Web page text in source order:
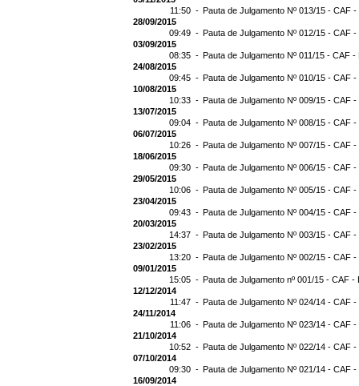
11:50 - Pauta de Julgamento Nº 013/15 - CAF -
28/09/2015
09:49 - Pauta de Julgamento Nº 012/15 - CAF
03/09/2015
08:35 - Pauta de Julgamento Nº 011/15 - CAF -
24/08/2015
09:45 - Pauta de Julgamento Nº 010/15 - CAF
10/08/2015
10:33 - Pauta de Julgamento Nº 009/15 - CAF
13/07/2015
09:04 - Pauta de Julgamento Nº 008/15 - CAF
06/07/2015
10:26 - Pauta de Julgamento Nº 007/15 - CAF
18/06/2015
09:30 - Pauta de Julgamento Nº 006/15 - CAF
29/05/2015
10:06 - Pauta de Julgamento Nº 005/15 - CAF
23/04/2015
09:43 - Pauta de Julgamento Nº 004/15 - CAF
20/03/2015
14:37 - Pauta de Julgamento Nº 003/15 - CAF
23/02/2015
13:20 - Pauta de Julgamento Nº 002/15 - CAF
09/01/2015
15:05 - Pauta de Julgamento nº 001/15 - CAF -
12/12/2014
11:47 - Pauta de Julgamento Nº 024/14 - CAF
24/11/2014
11:06 - Pauta de Julgamento Nº 023/14 - CAF -
21/10/2014
10:52 - Pauta de Julgamento Nº 022/14 - CAF
07/10/2014
09:30 - Pauta de Julgamento Nº 021/14 - CAF
16/09/2014